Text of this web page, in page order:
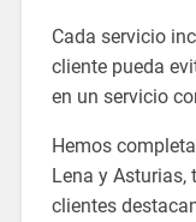
Cada servicio
cliente pueda
en un servicio
Hemos
Lena y Asturias,
clientes